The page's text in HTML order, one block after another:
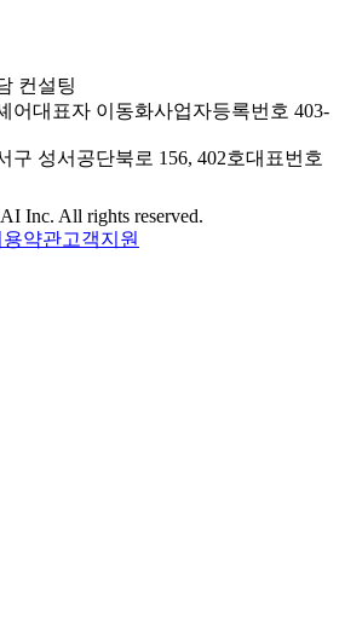
컨설팅
어대표자 이동화사업자등록번호 403-
구 성서공단북로 156, 402호대표번호
Inc. All rights reserved.
용약관고객지원